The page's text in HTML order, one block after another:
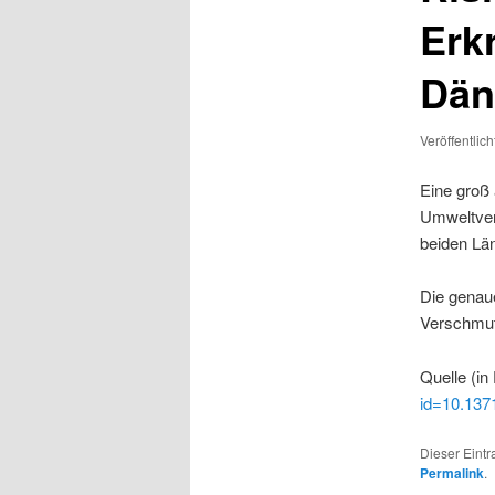
Eine groß
beiden
Die
Quelle (in
Dieser
Permalink.